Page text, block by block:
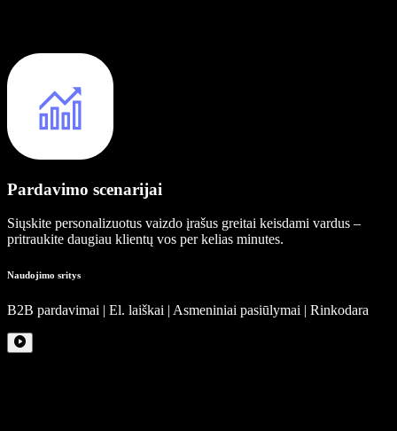
Pardavimo scenarijai
Siųskite personalizuotus vaizdo įrašus greitai keisdami vardus –
pritraukite daugiau klientų vos per kelias minutes.
Naudojimo sritys
B2B pardavimai | El. laiškai | Asmeniniai pasiūlymai | Rinkodara